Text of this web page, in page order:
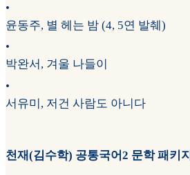
•
윤동주, 별 헤는 밤 (4, 5연 발췌)
•
박완서, 겨울 나들이
•
서유미, 저건 사람도 아니다
천재(김수학) 공통국어2 문학 패키지